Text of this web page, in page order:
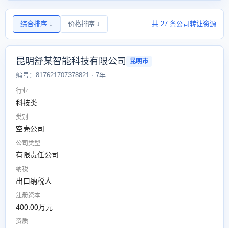
综合排序 ↓ 价格排序 ↓ 共 27 条公司转让资源
昆明舒某智能科技有限公司 昆明市
编号：817621707378821 · 7年
行业
科技类
类别
空壳公司
公司类型
有限责任公司
纳税
出口纳税人
注册资本
400.00万元
资质